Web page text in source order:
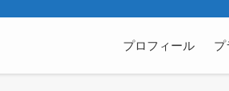
プロフィール プ